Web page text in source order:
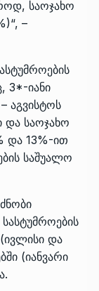
საოჯახო
–
3*-იანი
აგვისტოს
და საოჯახო
და 13%-ით
საშუალო
და
(იანვარი